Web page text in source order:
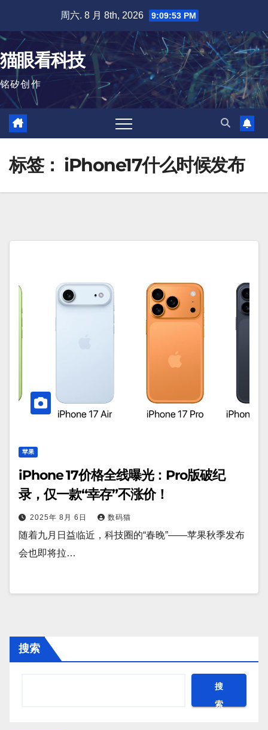
内
容
周六. 8 月 8th, 2026 9:09:53 PM
猫眼看科技
铭矽创作
标签： iPhone17什么时候发布
苹果
iPhone 17价格全线曝光：Pro版破纪
录，仅一款“幸存”不涨价！
2025年 8月 6日 数码猫
随着九月日益临近，科技圈的“春晚”——苹果秋季发布
会也即将拉…
搜索
搜
索